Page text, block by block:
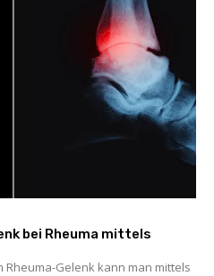
bei Rheuma mittels
Gelenk kann man mittels